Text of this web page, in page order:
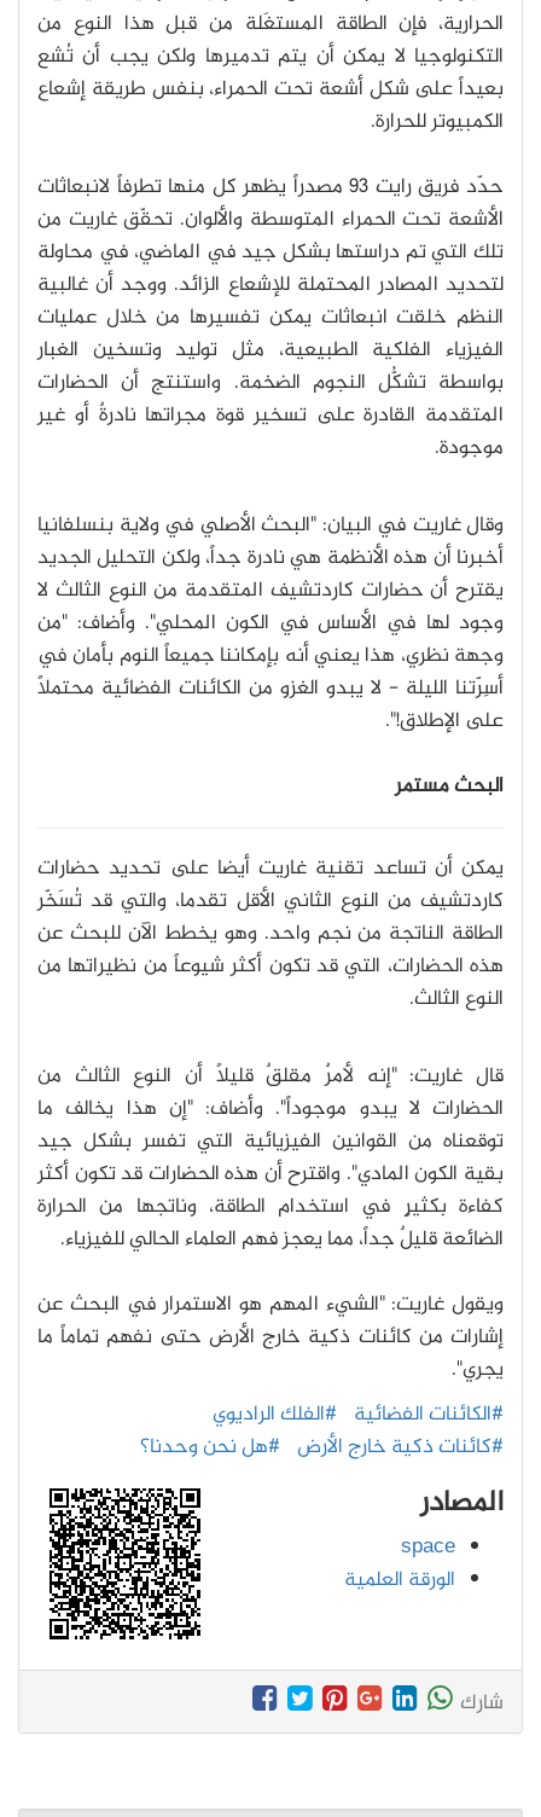
الحرارية، فإن الطاقة المستغَلة من قبل هذا النوع من
التكنولوجيا لا يمكن أن يتم تدميرها ولكن يجب أن تُشع
بعيداً على شكل أشعة تحت الحمراء، بنفس طريقة إشعاع
الكمبيوتر للحرارة.
حدّد فريق رايت 93 مصدراً يظهر كل منها تطرفاً لانبعاثات
الأشعة تحت الحمراء المتوسطة والألوان. تحقّق غاريت من
تلك التي تم دراستها بشكل جيد في الماضي، في محاولة
لتحديد المصادر المحتملة للإشعاع الزائد. ووجد أن غالبية
النظم خلقت انبعاثات يمكن تفسيرها من خلال عمليات
الفيزياء الفلكية الطبيعية، مثل توليد وتسخين الغبار
بواسطة تشكُّل النجوم الضخمة. واستنتج أن الحضارات
المتقدمة القادرة على تسخير قوة مجراتها نادرةٌ أو غير
موجودة.
وقال غاريت في البيان: "البحث الأصلي في ولاية بنسلفانيا
أخبرنا أن هذه الأنظمة هي نادرة جداً، ولكن التحليل الجديد
يقترح أن حضارات كاردتشيف المتقدمة من النوع الثالث لا
وجود لها في الأساس في الكون المحلي". وأضاف: "من
وجهة نظري، هذا يعني أنه بإمكاننا جميعاً النوم بأمان في
أسِرّتنا الليلة - لا يبدو الغزو من الكائنات الفضائية محتملاً
على الإطلاق!".
البحث مستمر
يمكن أن تساعد تقنية غاريت أيضا على تحديد حضارات
كاردتشيف من النوع الثاني الأقل تقدما، والتي قد تُسَخّر
الطاقة الناتجة من نجم واحد. وهو يخطط الآن للبحث عن
هذه الحضارات، التي قد تكون أكثر شيوعاً من نظيراتها من
النوع الثالث.
قال غاريت: "إنه لأمرٌ مقلقٌ قليلاً أن النوع الثالث من
الحضارات لا يبدو موجوداً". وأضاف: "إن هذا يخالف ما
توقعناه من القوانين الفيزيائية التي تفسر بشكل جيد
بقية الكون المادي". واقترح أن هذه الحضارات قد تكون أكثر
كفاءة بكثيرٍ في استخدام الطاقة، وناتجها من الحرارة
الضائعة قليلٌ جداً، مما يعجز فهم العلماء الحالي للفيزياء.
ويقول غاريت: "الشيء المهم هو الاستمرار في البحث عن
إشارات من كائنات ذكية خارج الأرض حتى نفهم تماماً ما
يجري".
#الكائنات الفضائية #الفلك الراديوي
#كائنات ذكية خارج الأرض #هل نحن وحدنا؟
المصادر
space
الورقة العلمية
شارك